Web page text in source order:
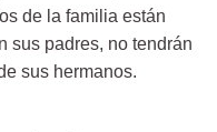
de la familia están
sus padres, no tendrán
sus hermanos.